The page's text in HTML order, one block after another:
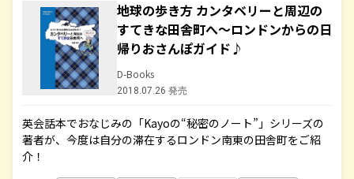
地球の歩き方 カンタベリーと周辺の
すてきな田舎町へ～ロンドンからの日
帰りおさんぽガイド♪
D-Books
2018.07.26 発売
英会話本でおなじみの「Kayoの“秘密のノート”」シリーズの
著者が、今度は自分の滞在するロンドン南東の田舎町をご紹
介！